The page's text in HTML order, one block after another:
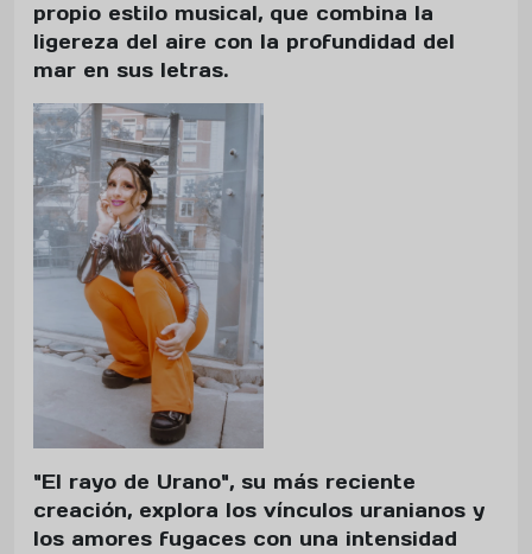
propio estilo musical, que combina la
ligereza del aire con la profundidad del
mar en sus letras.
"El rayo de Urano", su más reciente
creación, explora los vínculos uranianos y
los amores fugaces con una intensidad